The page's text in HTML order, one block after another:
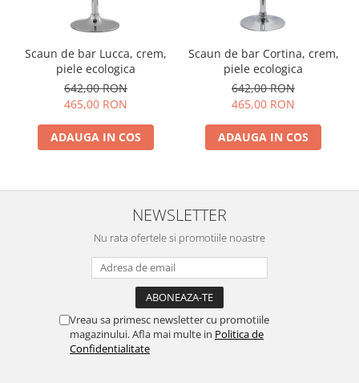
Scaun de bar Lucca, crem,
piele ecologica
642,00 RON
465,00 RON
ADAUGA IN COS
Scaun de bar Cortina, crem,
piele ecologica
642,00 RON
465,00 RON
ADAUGA IN COS
NEWSLETTER
Nu rata ofertele si promotiile noastre
Vreau sa primesc newsletter cu promotiile
magazinului. Afla mai multe in Politica de
Confidentialitate